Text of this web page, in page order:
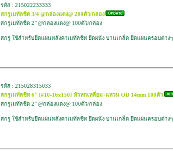
รหัส : 215022233333
สกรูเมทัลชีต 3/4 @กล่องแดง@ 200ตัว/กล่อง
สกรูเมทัลชีต 2" @กล่องแดง@ 100ตัว/กล่อง
สกรู ใช้สำหรับยึดแผ่นหลังคาเมทัลชีท ยึดผนัง บานเกล็ด ยึดแผ่นครอบต่างๆ
รหัส : 215028315033
สกรูเมทัลชีท 6" [#10-16x150] หัวหกเหลี่ยม+แหวน OD 14mm 100ตัว
สกรูเมทัลชีต 2" @กล่องแดง@ 100ตัว/กล่อง
สกรู ใช้สำหรับยึดแผ่นหลังคาเมทัลชีท ยึดผนัง บานเกล็ด ยึดแผ่นครอบต่างๆ